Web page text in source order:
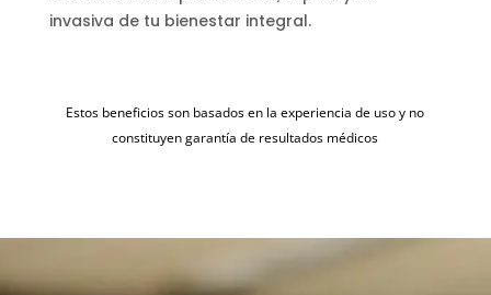
invasiva de tu bienestar integral.
Estos beneficios son basados en la experiencia de uso y no
constituyen garantía de resultados médicos